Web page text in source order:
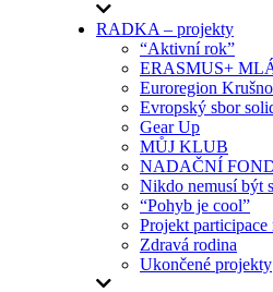
RADKA – projekty
“Aktivní rok”
ERASMUS+
Euroregion
Evropský sbor
Gear Up
MŮJ KLUB
NADAČNÍ
Nikdo nemusí být
“Pohyb je cool”
Projekt participace
Zdravá rodina
Ukončené projekty